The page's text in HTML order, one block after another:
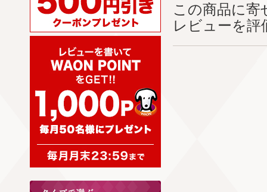
この商品に
レビューを評